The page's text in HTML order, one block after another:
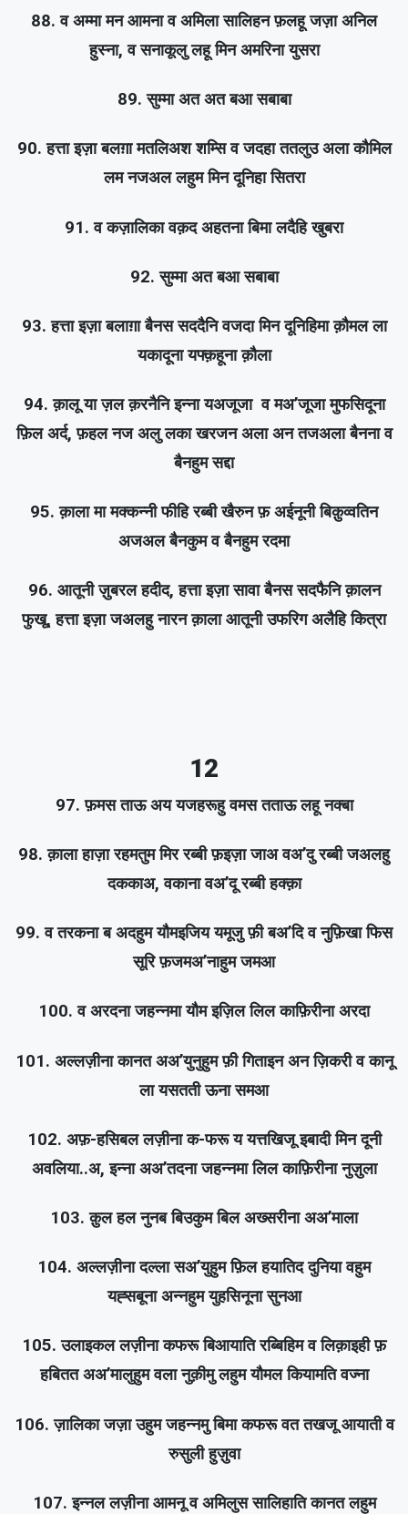
88. व अम्मा मन आमना व अमिला सालिहन फ़लहू जज़ा अनिल
हुस्ना, व सनाकूलु लहू मिन अमरिना युसरा
89. सुम्मा अत अत बआ सबाबा
90. हत्ता इज़ा बलग़ा मतलिअश शम्सि व जदहा ततलुउ अला कौमिल
लम नजअल लहुम मिन दूनिहा सितरा
91. व कज़ालिका वक़द अहतना बिमा लदैहि खुबरा
92. सुम्मा अत बआ सबाबा
93. हत्ता इज़ा बलाग़ा बैनस सददैनि वजदा मिन दूनिहिमा क़ौमल ला
यकादूना यफ्क़हूना क़ौला
94. क़ालू या ज़ल क़रनैनि इन्ना यअजूजा व मअ’जूजा मुफसिदूना
फ़िल अर्द, फ़हल नज अलु लका खरजन अला अन तजअला बैनना व
बैनहुम सद्दा
95. क़ाला मा मक्कन्नी फीहि रब्बी खैरुन फ़ अईनूनी बिक़ुव्वतिन
अजअल बैनकुम व बैनहुम रदमा
96. आतूनी ज़ुबरल हदीद, हत्ता इज़ा सावा बैनस सदफैनि क़ालन
फुखू, हत्ता इज़ा जअलहु नारन क़ाला आतूनी उफरिग अलैहि कित्रा
12
97. फ़मस ताऊ अय यजहरूहु वमस तताऊ लहू नक्बा
98. क़ाला हाज़ा रहमतुम मिर रब्बी फ़इज़ा जाअ वअ’दु रब्बी जअलहु
दककाअ, वकाना वअ’दू रब्बी हक्क़ा
99. व तरकना ब अदहुम यौमइजिय यमूजु फ़ी बअ’दि व नुफ़िखा फिस
सूरि फ़जमअ’नाहुम जमआ
100. व अरदना जहन्नमा यौम इज़िल लिल काफ़िरीना अरदा
101. अल्लज़ीना कानत अअ’युनुहुम फ़ी गिताइन अन ज़िकरी व कानू
ला यसतती ऊना समआ
102. अफ़-हसिबल लज़ीना क-फरू य यत्तखिजू इबादी मिन दूनी
अवलिया..अ, इन्ना अअ’तदना जहन्नमा लिल काफ़िरीना नुज़ुला
103. क़ुल हल नुनब बिउकुम बिल अख्सरीना अअ’माला
104. अल्लज़ीना दल्ला सअ’युहुम फ़िल हयातिद दुनिया वहुम
यह्सबूना अन्नहुम युहसिनूना सुनआ
105. उलाइकल लज़ीना कफरू बिआयाति रब्बिहिम व लिक़ाइही फ़
हबितत अअ’मालुहुम वला नुक़ीमु लहुम यौमल कियामति वज्ना
106. ज़ालिका जज़ा उहुम जहन्नमु बिमा कफरू वत तखजू आयाती व
रुसुली हुज़ुवा
107. इन्नल लज़ीना आमनू व अमिलुस सालिहाति कानत लहुम